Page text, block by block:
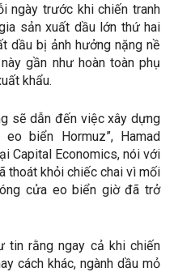
ngày trước khi chiến tranh
sản xuất dầu lớn thứ hai
dầu bị ảnh hưởng nặng nề
gần như hoàn toàn phụ
khẩu.
sẽ dẫn đến việc xây dựng
biển Hormuz”, Hamad
Capital Economics, nói với
thoát khỏi chiếc chai vì mối
cửa eo biển giờ đã trở
tin rằng ngay cả khi chiến
cách khác, ngành dầu mỏ